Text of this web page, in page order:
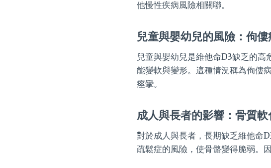
他慢性疾病風險相關聯。
兒童與嬰幼兒的風險：佝
兒童與嬰幼兒是維他命D3缺乏的
能變軟與變形。這種情況稱為佝僂
痙攣。
成人與長者的影響：骨質
對於成人與長者，長期缺乏維他命
疏鬆症的風險，使骨骼變得脆弱。